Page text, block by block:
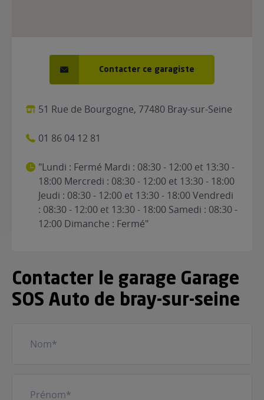
Contacter ce garagiste
51 Rue de Bourgogne, 77480 Bray-sur-Seine
01 86 04 12 81
"Lundi : Fermé Mardi : 08:30 - 12:00 et 13:30 -
18:00 Mercredi : 08:30 - 12:00 et 13:30 - 18:00
Jeudi : 08:30 - 12:00 et 13:30 - 18:00 Vendredi
: 08:30 - 12:00 et 13:30 - 18:00 Samedi : 08:30 -
12:00 Dimanche : Fermé"
Contacter le garage Garage
SOS Auto de bray-sur-seine